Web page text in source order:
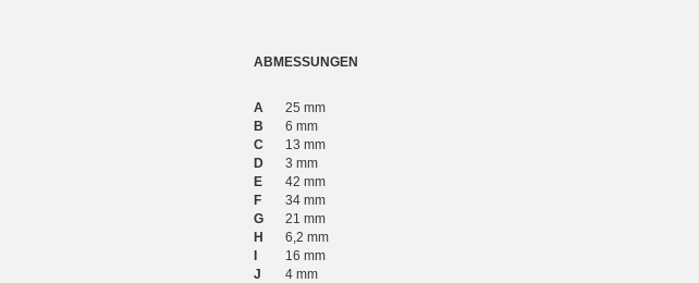
ABMESSUNGEN
A
25 mm
B
6 mm
C
13 mm
D
3 mm
E
42 mm
F
34 mm
G
21 mm
H
6,2 mm
I
16 mm
J
4 mm